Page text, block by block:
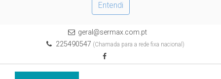
Entendi
geral@sermax.com.pt
225490547 (Chamada para a rede fixa nacional)